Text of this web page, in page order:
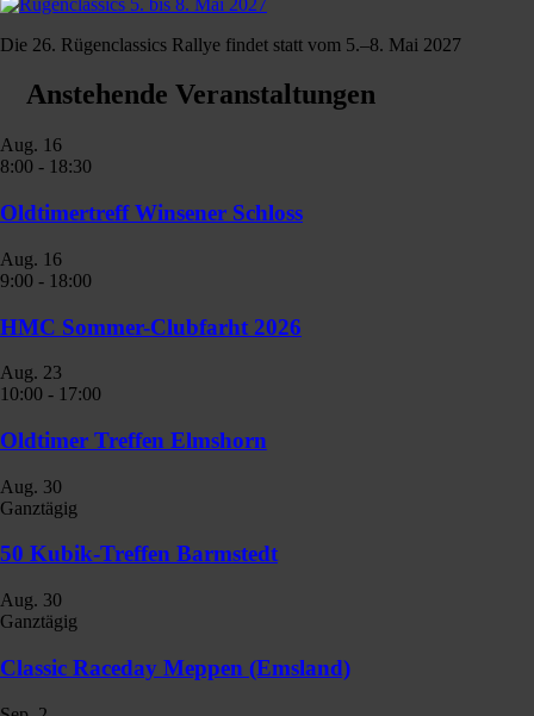
Die 26. Rügenclassics Rallye findet statt vom 5.–8. Mai 2027
Anstehende Veranstaltungen
Aug. 16
8:00 - 18:30
Oldtimertreff Winsener Schloss
Aug. 16
9:00 - 18:00
HMC Sommer-Clubfarht 2026
Aug. 23
10:00 - 17:00
Oldtimer Treffen Elmshorn
Aug. 30
Ganztägig
50 Kubik-Treffen Barmstedt
Aug. 30
Ganztägig
Classic Raceday Meppen (Emsland)